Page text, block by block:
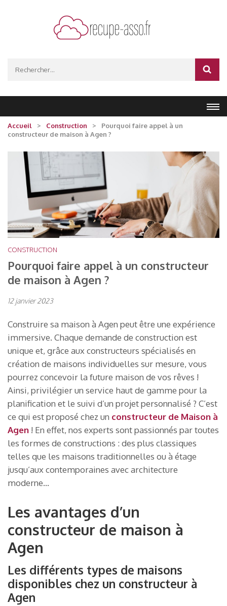
Accueil > Construction >
Pourquoi faire appel à un
constructeur de maison à Agen ?
CONSTRUCTION
Pourquoi faire appel à un constructeur
de maison à Agen ?
12 janvier 2023
Construire sa maison à Agen peut être une expérience
immersive. Chaque demande de construction est
unique et, grâce aux constructeurs spécialisés en
création de maisons individuelles sur mesure, vous
pourrez concevoir la future maison de vos rêves !
Ainsi, privilégier un service haut de gamme pour la
planification et le suivi d’un projet personnalisé ? C’est
ce qui est proposé chez un constructeur de Maison à
Agen ! En effet, nos experts sont passionnés par toutes
les formes de constructions : des plus classiques
telles que les maisons traditionnelles ou à étage
jusqu’aux contemporaines avec architecture
moderne…
Les avantages d’un
constructeur de maison à
Agen
Les différents types de maisons
disponibles chez un constructeur à
Agen